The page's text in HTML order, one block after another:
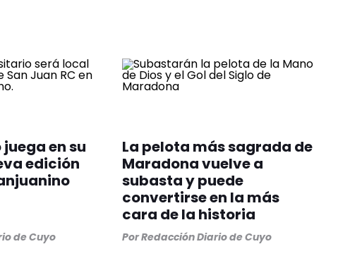
en su
edición
de Cuyo
La pelota más sagrada de
Maradona vuelve a
subasta y puede
convertirse en la más
cara de la historia
PorRedacción Diario de Cuyo